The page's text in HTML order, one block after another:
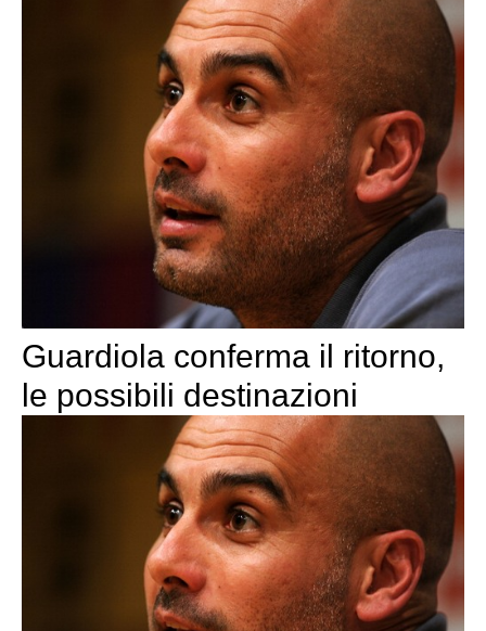
Guardiola conferma il ritorno,
le possibili destinazioni